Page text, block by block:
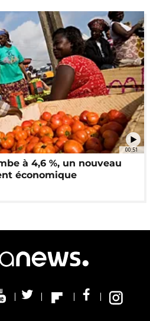
00:51
à 4,6 %, un nouveau
économique